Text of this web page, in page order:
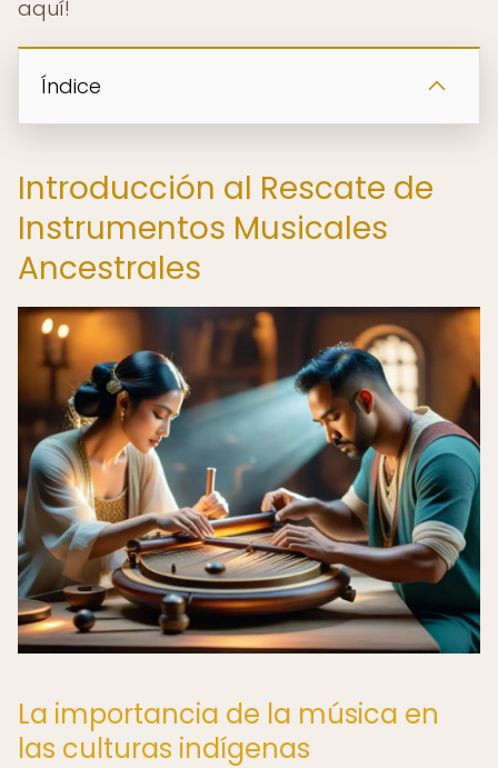
aquí!
Índice
Introducción al Rescate de
Instrumentos Musicales
Ancestrales
La importancia de la música en
las culturas indígenas